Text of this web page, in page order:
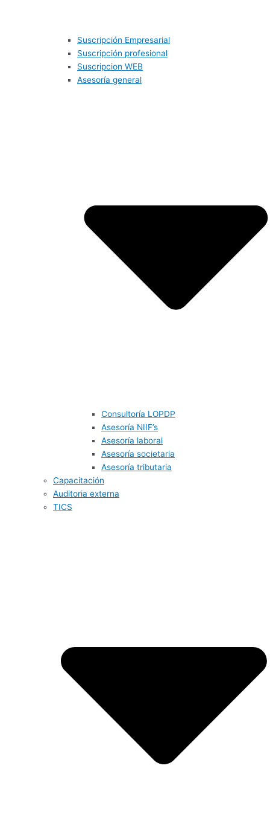
Suscripción Empresarial
Suscripción profesional
Suscripcion WEB
Asesoría general
Consultoría LOPDP
Asesoría NIIF’s
Asesoría laboral
Asesoría societaria
Asesoría tributaria
Capacitación
Auditoria externa
TICS